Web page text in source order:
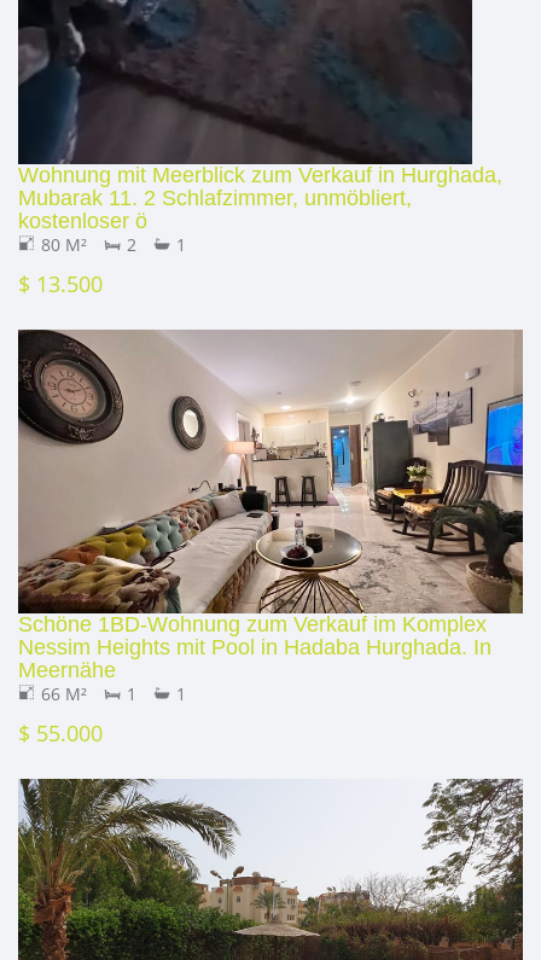
Wohnung mit Meerblick zum Verkauf in Hurghada,
Mubarak 11. 2 Schlafzimmer, unmöbliert,
kostenloser ö
80 M² 2 1
$ 13.500
Schöne 1BD-Wohnung zum Verkauf im Komplex
Nessim Heights mit Pool in Hadaba Hurghada. In
Meernähe
66 M² 1 1
$ 55.000